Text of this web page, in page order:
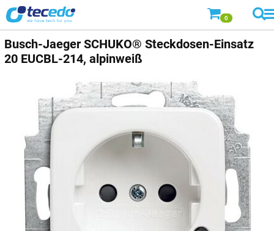
0
Busch-Jaeger SCHUKO® Steckdosen-Einsatz
20 EUCBL-214, alpinweiß